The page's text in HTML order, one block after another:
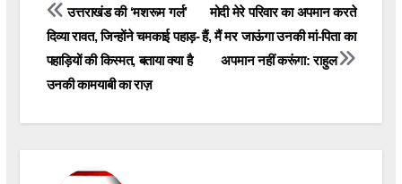
Post
navigation
मोदी मेरे परिवार का अपमान करते
हैं, मैं मर जाऊंगा उनकी मां-पिता का
अपमान नहीं करूंगा: राहुल
उत्तराखंड की ‘मशरूम गर्ल’
दिव्या रावत, जिन्होंने चमकाई पहाड़-
पहाड़ियों की किस्मत, बताया क्या है
उनकी कामयाबी का राज़